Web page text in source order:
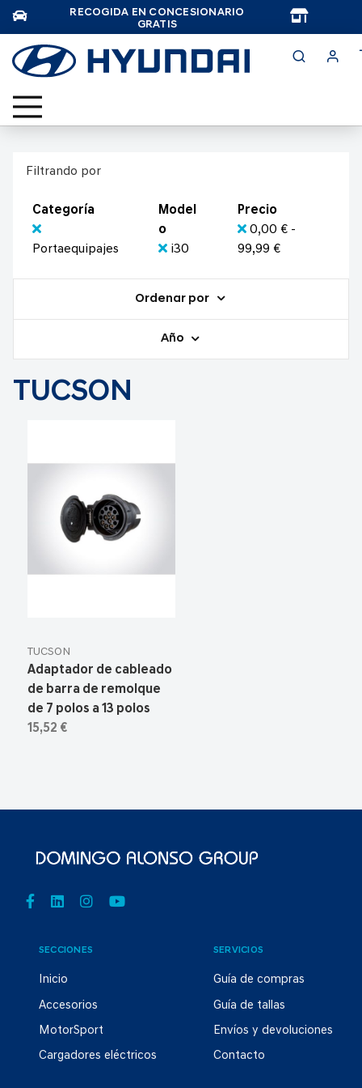
RECOGIDA EN CONCESIONARIO
GRATIS
Filtrando por
Categoría
Portaequipajes
Model
o
i30
Precio
0,00 € -
99,99 €
Ordenar por
Año
TUCSON
TUCSON
Adaptador de cableado
de barra de remolque
de 7 polos a 13 polos
15,52 €
SECCIONES
Inicio
Accesorios
MotorSport
Cargadores eléctricos
SERVICIOS
Guía de compras
Guía de tallas
Envíos y devoluciones
Contacto